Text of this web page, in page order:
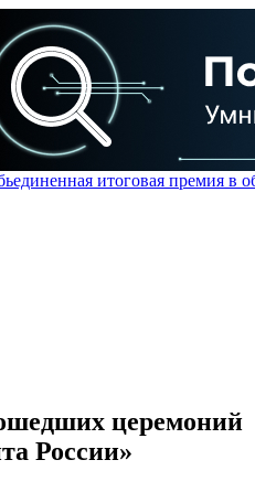
итоговая премия в
церемоний
России»